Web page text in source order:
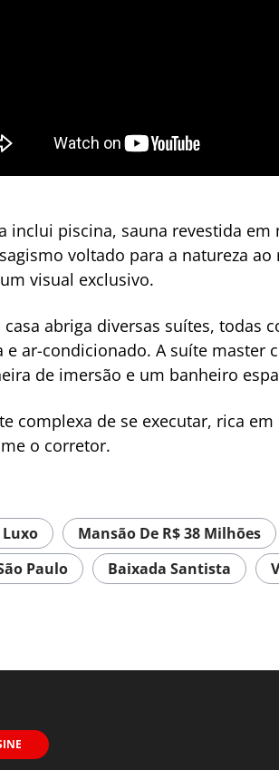
inclui piscina, sauna revestida
voltado para a natureza
visual exclusivo.
abriga diversas suítes, todas
e ar-condicionado. A suíte
de imersão e um banheiro
complexa de se executar, rica
o corretor.
Luxo Mansão De R$ 38 Milhões
Paulo Baixada Santista